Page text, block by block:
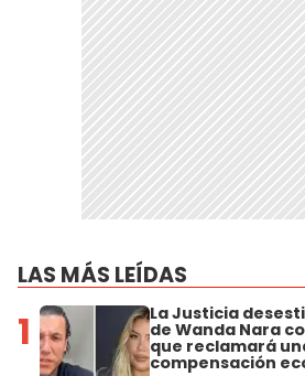
LAS MÁS LEÍDAS
1 La Justicia
de Wanda Nara
que reclamará
compensación